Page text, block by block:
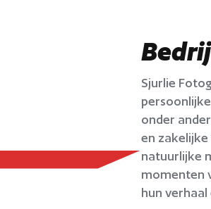
Sjurlie
onder
en
natuurlijke
momenten
hun